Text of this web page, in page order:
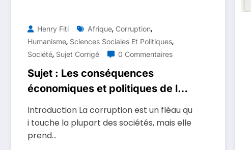
Henry Fiti Afrique, Corruption,
Humanisme, Sciences Sociales Et Politiques,
Société, Sujet Corrigé 0 Commentaires
Sujet : Les conséquences
économiques et politiques de la
corruption en Afrique
Introduction La corruption est un fléau qu
i touche la plupart des sociétés, mais elle
prend…